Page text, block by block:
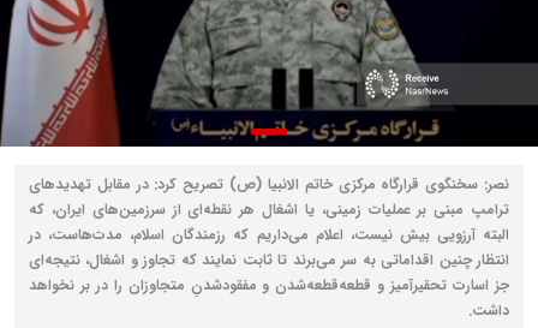
نصر: سخنگوی قرارگاه مرکزی خاتم الانبیا (ص) تصریح کرد: در مقابل تهدیدهای
ترامپ مبنی بر عملیات زمینی، یا اشغال هر نقطه‌ای از سرزمین‌های ایران، که
البته آرزویی بیش نیست، اعلام می‌داریم که رزمندگان اسلام، مدت‌هاست، در
انتظار چنین اقداماتی به سر می‌برند تا ثابت نمایند که تجاوز و اشغال، نتیجه‌ای
جز اسارت تحقیرآمیز و قطعه‌قطعه‌شدن و مفقودشدنِ متجاوزان را در بر نخواهد
داشت.